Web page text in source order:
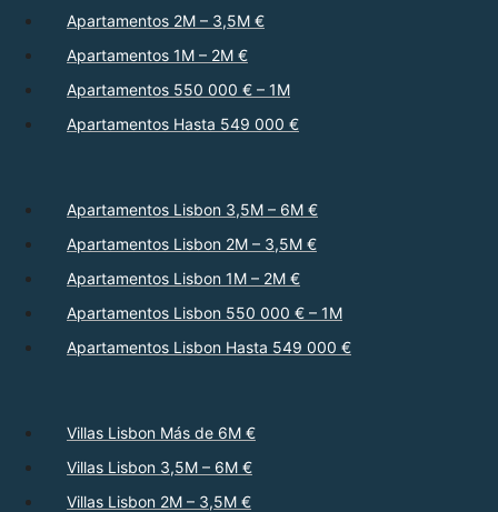
Apartamentos 2M – 3,5M €
Apartamentos 1M – 2M €
Apartamentos 550 000 € – 1M
Apartamentos Hasta 549 000 €
Apartamentos Lisbon 3,5M – 6M €
Apartamentos Lisbon 2M – 3,5M €
Apartamentos Lisbon 1M – 2M €
Apartamentos Lisbon 550 000 € – 1M
Apartamentos Lisbon Hasta 549 000 €
Villas Lisbon Más de 6M €
Villas Lisbon 3,5M – 6M €
Villas Lisbon 2M – 3,5M €